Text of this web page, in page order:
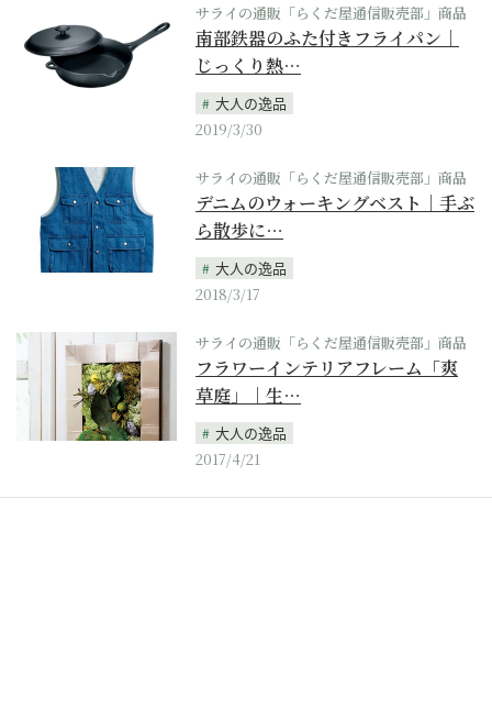
サライの通販「らくだ屋通信販売部」商品
南部鉄器のふた付きフライパン｜
じっくり熱…
大人の逸品
2019/3/30
サライの通販「らくだ屋通信販売部」商品
デニムのウォーキングベスト｜手ぶ
ら散歩に…
大人の逸品
2018/3/17
サライの通販「らくだ屋通信販売部」商品
フラワーインテリアフレーム「爽
草庭」｜生…
大人の逸品
2017/4/21